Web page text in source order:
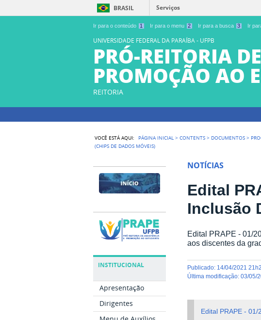
Ir para o conteúdo 1 Ir para o menu 2 Ir para a busca 3 Ir
BRASIL Serviços
UNIVERSIDADE FEDERAL DA PARAÍBA - UFPB
PRÓ-REITORIA
PROMOÇÃO AO
REITORIA
VOCÊ ESTÁ AQUI: PÁGINA INICIAL >CONTENTS > DOCUMENTOS >
(CHIPS DE DADOS MÓVEIS)
INSTITUCIONAL
Apresentação
Dirigentes
NOTÍCIAS
Edital
Inclusão
Edital PRAPE - 01/
aos discentes da
publicado: 14/04/2021
última modificação:03/05/
Edital PRAPE -